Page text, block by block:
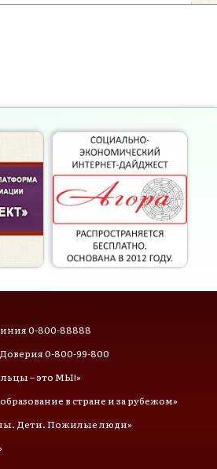
0-800-88888
0-800-99-800
– это МЫ!»
в стране и за рубежом»
Дети. Пожилые люди»